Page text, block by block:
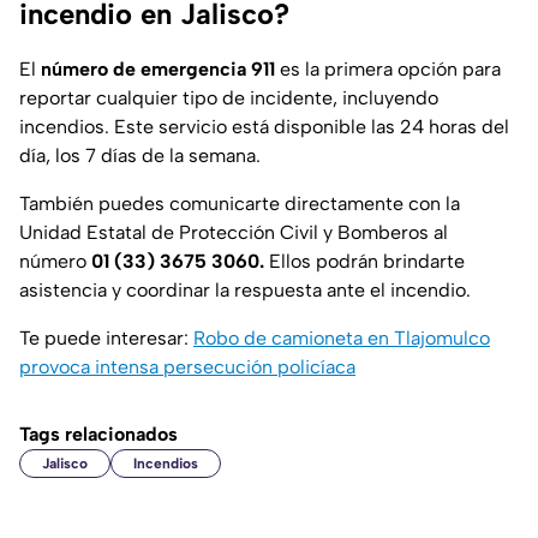
incendio en Jalisco?
El número de emergencia 911 es la primera opción para
reportar cualquier tipo de incidente, incluyendo
incendios. Este servicio está disponible las 24 horas del
día, los 7 días de la semana.
También puedes comunicarte directamente con la
Unidad Estatal de Protección Civil y Bomberos al
número 01 (33) 3675 3060. Ellos podrán brindarte
asistencia y coordinar la respuesta ante el incendio.
Te puede interesar: Robo de camioneta en Tlajomulco
provoca intensa persecución policíaca
Tags relacionados
Jalisco Incendios